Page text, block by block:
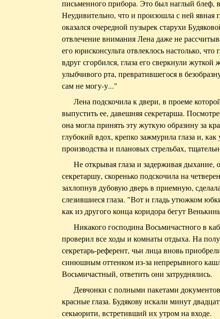
письменного прибора. Это был наглый блеф,
Неудивительно, что и произошла с ней явная
оказался очередной пузырек старухи
отвлечение внимания Лена даже не
его юрисконсульта отвлеклось настолько,
вдруг сгорбился, глаза его сверкнули
улыбчивого рта, превратившегося в
сам не могу-у..."
Лена подскочила к двери, в проеме
выпустить ее, давешняя секретарша.
она могла принять эту жуткую образину за
глубокий вдох, крепко зажмурила глаза и,
производства и плановых стрельбах,
Не открывая глаза и задерживая
секретаршу, скоренько подскочила на
захлопнув дубовую дверь в приемную,
слезившиеся глаза. "Вот и гладь утюжком
как из другого конца коридора бегут
Никакого господина Восьмичастного в
проверил все ходы и комнаты отдыха. На
секретарь-референт, чьи лица вновь
синюшным оттенком из-за непрерывного
Восьмичастный, ответить они затруднялись.
Девчонки с полными пакетами
красные глаза. Будякову искали минут
секьюрити, встретивший их утром на входе.